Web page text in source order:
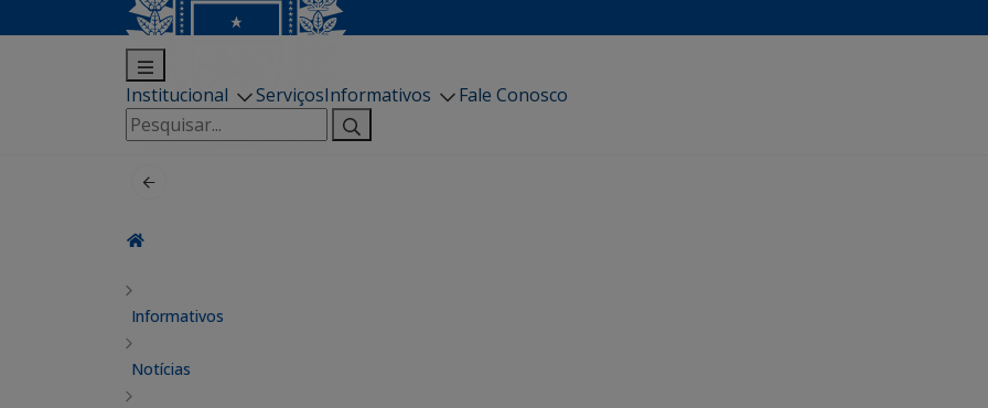
Institucional ServiçosInformativos
Fale Conosco
Pesquisar
por:
Informativos
Notícias